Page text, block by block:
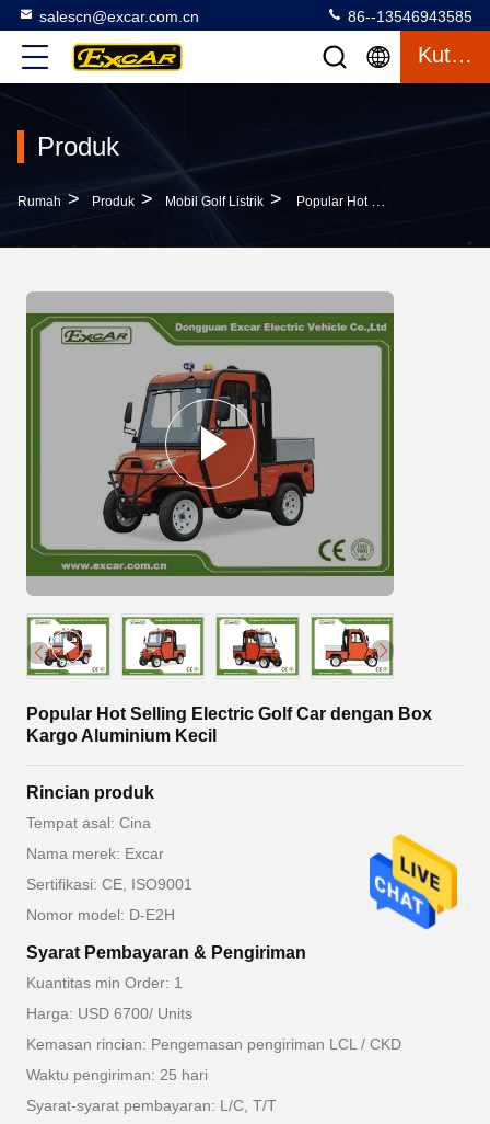
salescn@excar.com.cn 86--13546943585
Kutipan
Produk
Rumah > Produk > Mobil Golf Listrik > Popular Hot Selling Electric Golf Car Dengan Box Kargo Aluminium Kecil
Popular Hot Selling Electric Golf Car dengan Box
Kargo Aluminium Kecil
Rincian produk
Tempat asal: Cina
Nama merek: Excar
Sertifikasi: CE, ISO9001
Nomor model: D-E2H
Syarat Pembayaran & Pengiriman
Kuantitas min Order: 1
Harga: USD 6700/ Units
Kemasan rincian: Pengemasan pengiriman LCL / CKD
Waktu pengiriman: 25 hari
Syarat-syarat pembayaran: L/C, T/T